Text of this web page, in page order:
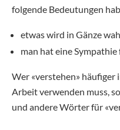
folgende Bedeutungen
etwas wird in Gänze
man hat eine
Wer «verstehen» häufiger
Arbeit verwenden muss,
und andere Wörter für